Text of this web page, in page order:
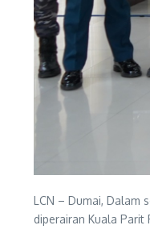
LCN – Dumai, Dalam
diperairan Kuala Parit